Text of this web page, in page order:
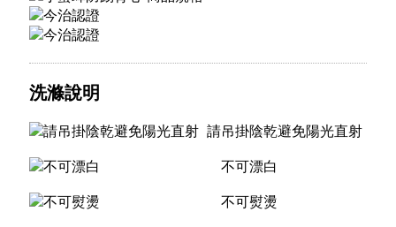
洗滌說明
請吊掛陰乾避免陽光直射
不可漂白
不可熨燙